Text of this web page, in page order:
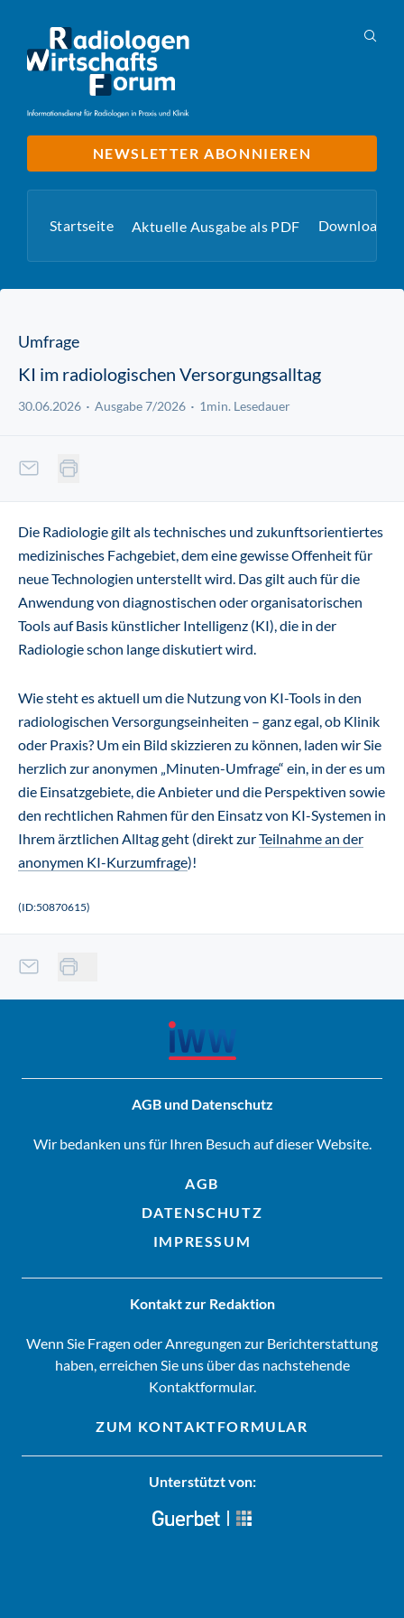
NEWSLETTER ABONNIEREN
Startseite Aktuelle Ausgabe als PDF Downloads
Umfrage
KI im radiologischen Versorgungsalltag
30.06.2026 Ausgabe 7/2026 1min. Lesedauer
Die Radiologie gilt als technisches und zukunftsorientiertes
medizinisches Fachgebiet, dem eine gewisse Offenheit für
neue Technologien unterstellt wird. Das gilt auch für die
Anwendung von diagnostischen oder organisatorischen
Tools auf Basis künstlicher Intelligenz (KI), die in der
Radiologie schon lange diskutiert wird.
Wie steht es aktuell um die Nutzung von KI-Tools in den
radiologischen Versorgungseinheiten – ganz egal, ob Klinik
oder Praxis? Um ein Bild skizzieren zu können, laden wir Sie
herzlich zur anonymen „Minuten-Umfrage“ ein, in der es um
die Einsatzgebiete, die Anbieter und die Perspektiven sowie
den rechtlichen Rahmen für den Einsatz von KI-Systemen in
Ihrem ärztlichen Alltag geht (direkt zurTeilnahme an der
anonymen KI-Kurzumfrage)!
(ID:50870615)
AGB und Datenschutz
Wir bedanken uns für Ihren Besuch auf dieser Website.
AGB
DATENSCHUTZ
IMPRESSUM
Kontakt zur Redaktion
Wenn Sie Fragen oder Anregungen zur Berichterstattung
haben, erreichen Sie uns über das nachstehende
Kontaktformular.
ZUM KONTAKTFORMULAR
Unterstützt von: